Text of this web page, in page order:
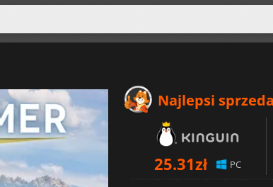
Najlepsi
25.31zł PC